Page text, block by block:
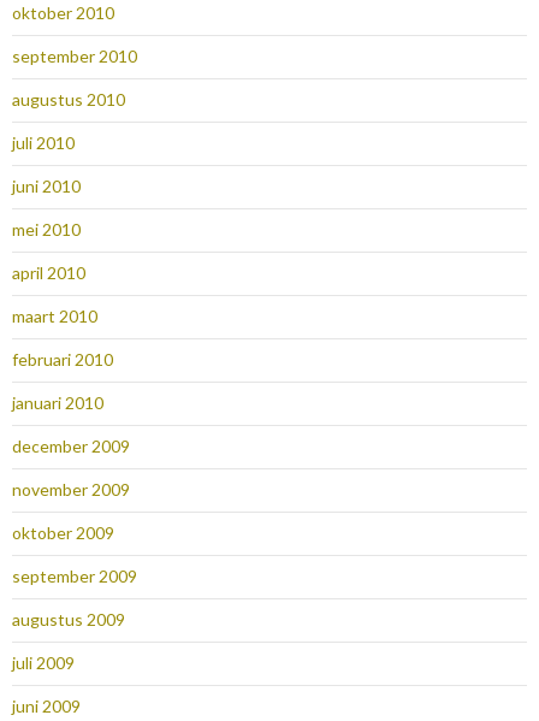
oktober 2010
september 2010
augustus 2010
juli 2010
juni 2010
mei 2010
april 2010
maart 2010
februari 2010
januari 2010
december 2009
november 2009
oktober 2009
september 2009
augustus 2009
juli 2009
juni 2009